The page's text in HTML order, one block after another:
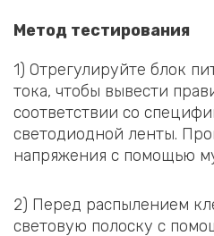
Метод тестирования
1) Отрегулируйте блок
тока, чтобы вывести
соответствии со
светодиодной ленты.
напряжения с помощью
2) Перед распылением
световую полоску с